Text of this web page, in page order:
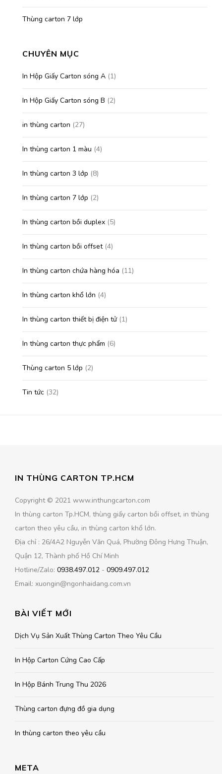
Thùng carton 7 lớp
CHUYÊN MỤC
In Hộp Giấy Carton sóng A (1)
In Hộp Giấy Carton sóng B (2)
in thùng carton (27)
In thùng carton 1 màu (4)
In thùng carton 3 lớp (8)
In thùng carton 7 lớp (2)
In thùng carton bồi duplex (5)
In thùng carton bồi offset(4)
In thùng carton chứa hàng hóa (11)
In thùng carton khổ lớn (4)
In thùng carton thiết bị điện tử(1)
In thùng carton thực phẩm (6)
Thùng carton 5 lớp (2)
Tin tức (32)
IN THÙNG CARTON TP.HCM
Copyright © 2021 www.inthungcarton.com
In thùng carton Tp.HCM, thùng giấy carton bồi offset, in thùng
carton theo yêu cầu, in thùng carton khổ lớn.
Địa chỉ : 26/4A2 Nguyễn Văn Quá, Phường Đông Hưng Thuận,
Quận 12, Thành phố Hồ Chí Minh
Hotline/Zalo: 0938.497.012 - 0909.497.012
Email: xuongin@ngonhaidang.com.vn
BÀI VIẾT MỚI
Dịch Vụ Sản Xuất Thùng Carton Theo Yêu Cầu
In Hộp Carton Cứng Cao Cấp
In Hộp Bánh Trung Thu 2026
Thùng carton đựng đồ gia dụng
In thùng carton theo yêu cầu
META